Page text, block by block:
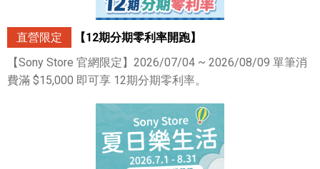
直營限定
【12期分期零利率開跑】
【Sony Store 官網限定】2026/07/04 ~ 2026/08/09 單筆消
費滿 $15,000 即可享 12期分期零利率。